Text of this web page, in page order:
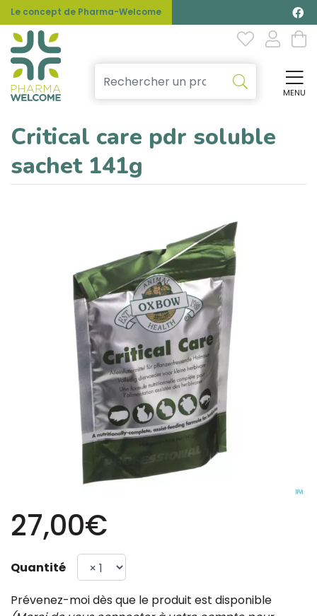
Le concept de Pharma-Welcome
MENU
Critical care pdr soluble
sachet 141g
27,00€
Quantité
Prévenez-moi dès que le produit est disponible